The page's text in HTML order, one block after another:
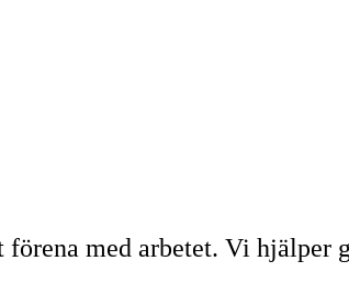
med arbetet. Vi hjälper